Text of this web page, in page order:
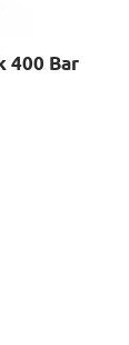
400 Bar